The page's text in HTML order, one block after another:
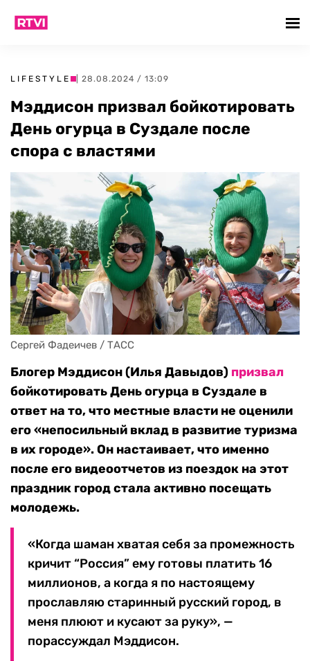
LIFESTYLE | 28.08.2024 / 13:09
Мэддисон призвал бойкотировать
День огурца в Суздале после
спора с властями
Сергей Фадеичев / ТАСС
Блогер Мэддисон (Илья Давыдов) призвал
бойкотировать День огурца в Суздале в
ответ на то, что местные власти не оценили
его «непосильный вклад в развитие туризма
в их городе». Он настаивает, что именно
после его видеоотчетов из поездок на этот
праздник город стала активно посещать
молодежь.
«Когда шаман хватая себя за промежность
кричит “Россия” ему готовы платить 16
миллионов, а когда я по настоящему
прославляю старинный русский город, в
меня плюют и кусают за руку», —
порассуждал Мэддисон.